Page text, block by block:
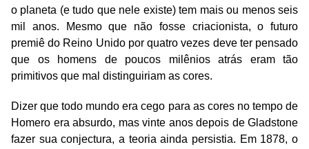
o planeta (e tudo que nele existe) tem mais ou menos seis
mil anos. Mesmo que não fosse criacionista, o futuro
premiê do Reino Unido por quatro vezes deve ter pensado
que os homens de poucos milênios atrás eram tão
primitivos que mal distinguiriam as cores.
Dizer que todo mundo era cego para as cores no tempo de
Homero era absurdo, mas vinte anos depois de Gladstone
fazer sua conjectura, a teoria ainda persistia. Em 1878, o